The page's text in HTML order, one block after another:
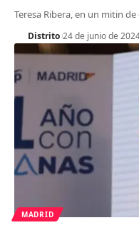
Teresa Ribera, en un mitin
Distrito 24 de junio de
MADRID